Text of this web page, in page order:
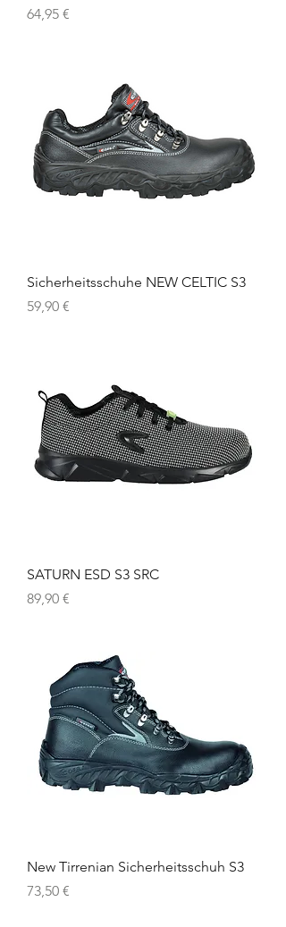
Preis
64,95 €
Sicherheitsschuhe NEW CELTIC S3
Preis
59,90 €
SATURN ESD S3 SRC
Preis
89,90 €
New Tirrenian Sicherheitsschuh S3
Preis
73,50 €